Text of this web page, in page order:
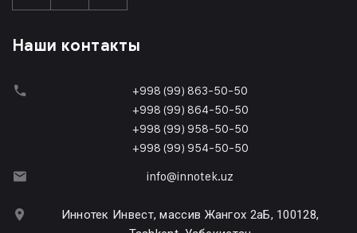
Наши контакты
+998 (99) 863-50-50
+998 (99) 864-50-50
+998 (99) 958-50-50
+998 (99) 954-50-50
info@innotek.uz
Иннотек Инвест, массив Жангох 2аБ, 100128,